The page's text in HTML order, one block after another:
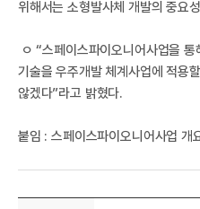
우
위해서는 소형발사체 개발의 중요
ㅇ “스페이스파이오니어사업을
기술을 우주개발 체계사업에 적용
않겠다”라고 밝혔다.
붙임 : 스페이스파이오니어사업 개